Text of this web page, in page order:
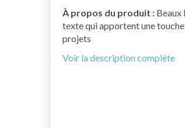
À propos du produit : Beaux
texte qui apportent une
projets
Voir la description complète